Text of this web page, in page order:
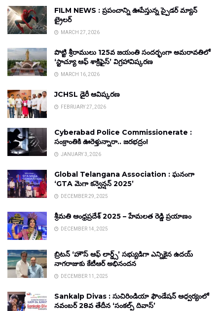
FILM NEWS : ప్రపంచాన్ని ఊపేస్తున్న స్పైడర్ మ్యాన్
ట్రైలర్
MARCH 27, 2026
పొట్టి శ్రీరాములు 125వ జయంతి సందర్భంగా అమరావతిలో
‘స్టాచ్యూ ఆఫ్ శాక్రిఫైస్’ విగ్రహావిష్కరణ
MARCH 16, 2026
JCHSL డైరీ ఆవిష్కరణ
FEBRUARY 27, 2026
Cyberabad Police Commissionerate :
సంక్రాంతికి ఊరెళ్తున్నారా.. జరభద్రం!
JANUARY 3, 2026
Global Telangana Association : ఘనంగా
‘GTA మెగా కన్వెన్షన్ 2025’
DECEMBER 29, 2025
శ్రీమతి ఆంధ్రప్రదేశ్ 2025 – హేమలత రెడ్డి ప్రయాణం
DECEMBER 14, 2025
బ్రిటన్ ‘హౌస్ ఆఫ్ లార్డ్స్’ సభ్యుడిగా ఎన్నికైన ఉదయ్
నాగరాజుకు కేటీఆర్ అభినందన
DECEMBER 11, 2025
Sankalp Divas : సుచిరిండియా ఫౌండేషన్ ఆధ్వర్యంలో
నవంబర్ 28వ తేదీన ‘సంకల్ప్ దివాస్’